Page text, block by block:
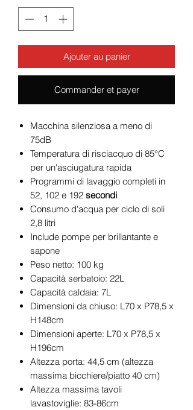
Ajouter au panier
Commander et payer
Macchina silenziosa a meno di
75dB
Temperatura di risciacquo di 85°C
per un'asciugatura rapida
Programmi di lavaggio completi in
52, 102 e 192 secondi
Consumo d'acqua per ciclo di soli
2,8 litri
Include pompe per brillantante e
sapone
Peso netto: 100 kg
Capacità serbatoio: 22L
Capacità caldaia: 7L
Dimensioni da chiuso: L70 x P78,5 x
H148cm
Dimensioni aperte: L70 x P78,5 x
H196cm
Altezza porta: 44,5 cm (altezza
massima bicchiere/piatto 40 cm)
Altezza massima tavoli
lavastoviglie: 83-86cm